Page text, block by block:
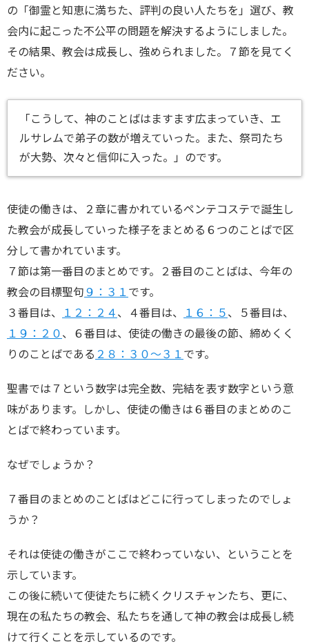
の「御霊と知恵に満ちた、評判の良い人たちを」選び、教
会内に起こった不公平の問題を解決するようにしました。
その結果、教会は成長し、強められました。７節を見てく
ださい。
「こうして、神のことばはますます広まっていき、エ
ルサレムで弟子の数が増えていった。また、祭司たち
が大勢、次々と信仰に入った。」のです。
使徒の働きは、２章に書かれているペンテコステで誕生し
た教会が成長していった様子をまとめる６つのことばで区
分して書かれています。
７節は第一番目のまとめです。２番目のことばは、今年の
教会の目標聖句 ９：３１ です。
３番目は、
１２：２４ 、４番目は、 １６：５ 、５番目は、
１９：２０ 、６番目は、使徒の働きの最後の節、締めくく
りのことばである ２８：３０～３１ です。
聖書では７という数字は完全数、完結を表す数字という意
味があります。しかし、使徒の働きは６番目のまとめのこ
とばで終わっています。
なぜでしょうか？
７番目のまとめのことばはどこに行ってしまったのでしょ
うか？
それは使徒の働きがここで終わっていない、ということを
示しています。
この後に続いて使徒たちに続くクリスチャンたち、更に、
現在の私たちの教会、私たちを通して神の教会は成長し続
けて行くことを示しているのです。